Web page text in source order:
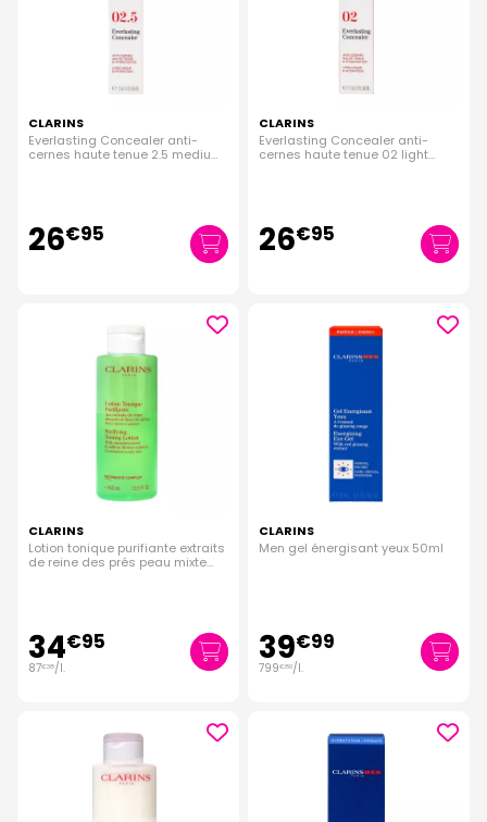
CLARINS
Everlasting Concealer anti-
cernes haute tenue 2.5 medium
26€95
CLARINS
Everlasting Concealer anti-
cernes haute tenue 02 light
26€95
CLARINS
Lotion tonique purifiante extraits
de reine des prés peau mixte
34€95
87€38/l.
CLARINS
Men gel énergisant yeux 50ml
39€99
799€80/l.